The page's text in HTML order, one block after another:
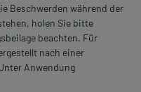
Beschwerden während der
holen Sie bitte
beachten. Für
nach einer
Anwendung